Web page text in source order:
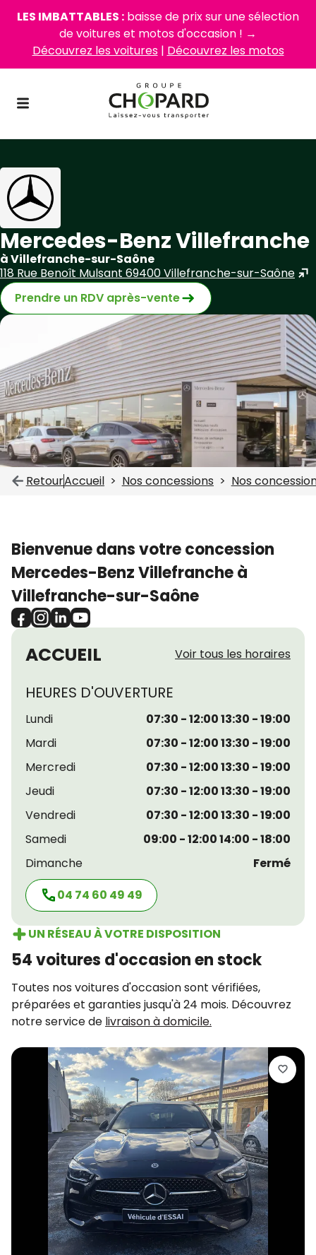
LES IMBATTABLES : baisse de prix sur une sélection
de voitures et motos d'occasion ! →
Découvrez les voitures| Découvrez les motos
Mercedes-Benz Villefranche
à Villefranche-sur-Saône
118 Rue Benoît Mulsant 69400 Villefranche-sur-Saône
Prendre un RDV après-vente
RetourAccueil Nos concessions Nos
Bienvenue dans votre concession
Mercedes-Benz Villefranche à
Villefranche-sur-Saône
ACCUEIL Voir tous les horaires
HEURES D'OUVERTURE
Lundi
07:30 - 12:00 13:30 - 19:00
Mardi
07:30 - 12:00 13:30 - 19:00
Mercredi
07:30 - 12:00 13:30 - 19:00
Jeudi
07:30 - 12:00 13:30 - 19:00
Vendredi
07:30 - 12:00 13:30 - 19:00
Samedi
09:00 - 12:00 14:00 - 18:00
Dimanche
Fermé
04 74 60 49 49
UN RÉSEAU À VOTRE DISPOSITION
54 voitures d'occasion en stock
Toutes nos voitures d'occasion sont vérifiées,
préparées et garanties jusqu'à 24 mois. Découvrez
notre service de livraison à domicile.